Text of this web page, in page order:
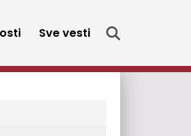
Sve vesti